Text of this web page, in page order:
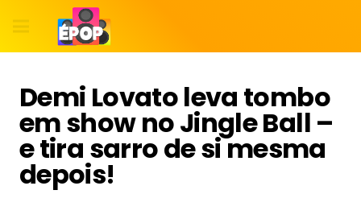
Demi Lovato leva tombo
em show no Jingle Ball –
e tira sarro de si mesma
depois!